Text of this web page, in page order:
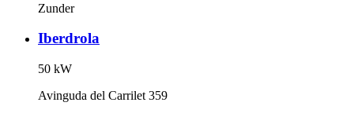
Zunder
Iberdrola
50 kW
Avinguda del Carrilet 359